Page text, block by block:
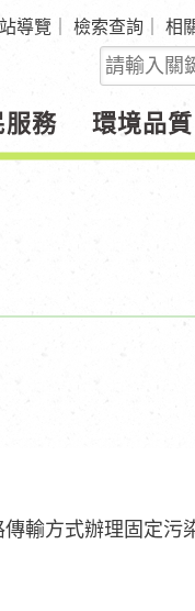
導覽 檢索查詢 相
關
鍵
字
查
詢
服務 環境品質
輸方式辦理固定污